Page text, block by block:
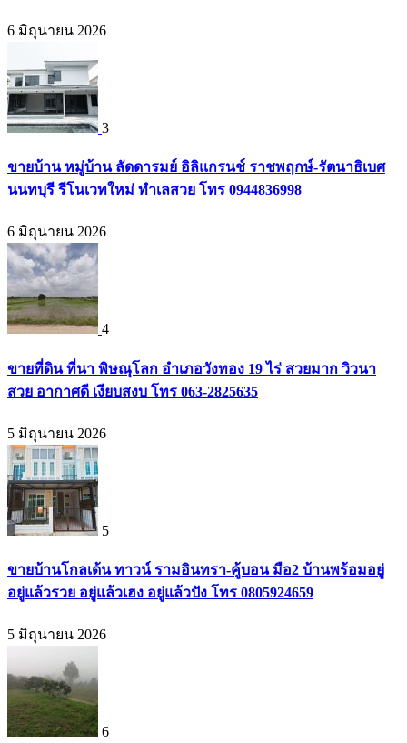
6 มิถุนายน 2026
3
ขายบ้าน หมู่บ้าน ลัดดารมย์ อิลิแกรนช์ ราชพฤกษ์-รัตนาธิเบศ
นนทบุรี รีโนเวทใหม่ ทำเลสวย โทร 0944836998
6 มิถุนายน 2026
4
ขายที่ดิน ที่นา พิษณุโลก อำเภอวังทอง 19 ไร่ สวยมาก วิวนา
สวย อากาศดี เงียบสงบ โทร 063-2825635
5 มิถุนายน 2026
5
ขายบ้านโกลเด้น ทาวน์ รามอินทรา-คู้บอน มือ2 บ้านพร้อมอยู่
อยู่แล้วรวย อยู่แล้วเฮง อยู่แล้วปัง โทร 0805924659
5 มิถุนายน 2026
6